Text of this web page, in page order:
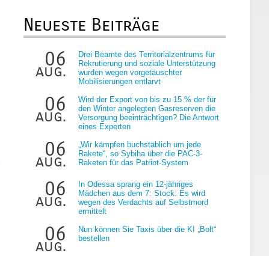
Neueste Beiträge
06
aug.
Drei Beamte des Territorialzentrums für
Rekrutierung und soziale Unterstützung
wurden wegen vorgetäuschter
Mobilisierungen entlarvt
06
aug.
Wird der Export von bis zu 15 % der für
den Winter angelegten Gasreserven die
Versorgung beeinträchtigen? Die Antwort
eines Experten
06
aug.
„Wir kämpfen buchstäblich um jede
Rakete“, so Sybiha über die PAC-3-
Raketen für das Patriot-System
06
aug.
In Odessa sprang ein 12-jähriges
Mädchen aus dem 7: Stock: Es wird
wegen des Verdachts auf Selbstmord
ermittelt
06
aug.
Nun können Sie Taxis über die KI „Bolt“
bestellen